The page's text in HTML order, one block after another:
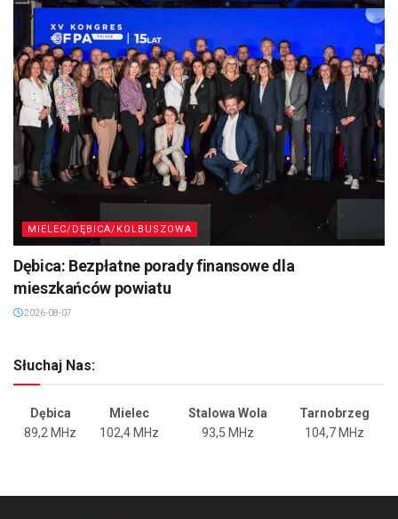
MIELEC/DĘBICA/KOLBUSZOWA
Dębica: Bezpłatne porady finansowe dla
mieszkańców powiatu
2026-08-07
Słuchaj Nas:
Dębica Mielec Stalowa Wola
Tarnobrzeg
89,2 MHz
102,4 MHz 93,5 MHz 104,7 MHz